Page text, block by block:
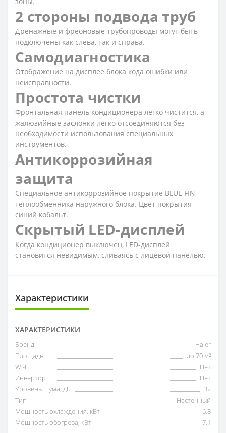
2 стороны подвода труб
Дренажные и фреоновые трубопроводы могут быть
подключены как слева, так и справа.
Самодиагностика
Отображение на дисплее блока кода ошибки или
неисправности.
Простота чистки
Фронтальная панель кондиционера легко чистится, а
жалюзийные заслонки легко отсоединяются без
необходимости использования специальных
инструментов.
Антикоррозийная
защита
Специальное антикоррозийное покрытие BLUE FIN
теплообменника наружного блока. Цвет покрытия -
синий кобальт.
Скрытый LED-дисплей
Когда кондиционер выключен, LED-дисплей
становится невидимым, сливаясь с лицевой панелью.
Характеристики
ХАРАКТЕРИСТИКИ
Бренд
Haier
Площадь
до 70 м²
Wi-Fi
Нет
Инвертор
Нет
Уровень шума, дБ
32
Тип
Настенный
Мощность охлаждения, кВт
6,8
Мощность обогрева, кВт
7,1